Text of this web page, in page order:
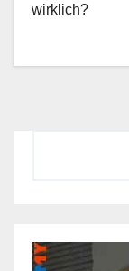
wirklich?